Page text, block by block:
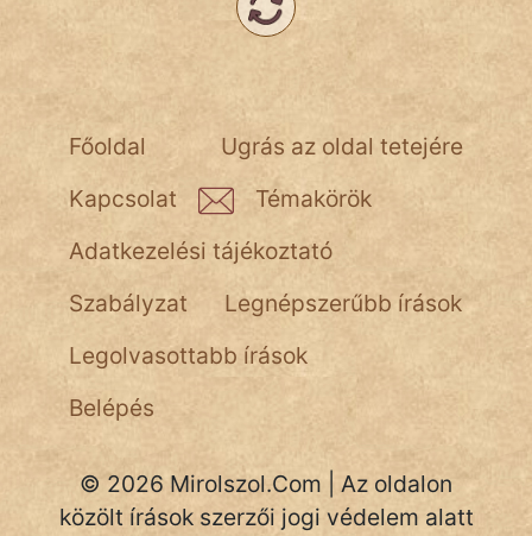
cinege
fantom
Hunor
Jób Gedeon
Láron Ádám
mikkamakka
vörös ördög
nagyöreg
Ugrás az oldal tetejére
Főoldal
Kapcsolat
Témakörök
Adatkezelési tájékoztató
Szabályzat
Legnépszerűbb írások
Legolvasottabb írások
Belépés
© 2026 Mirolszol.Com | Az oldalon
közölt írások szerzői jogi védelem alatt